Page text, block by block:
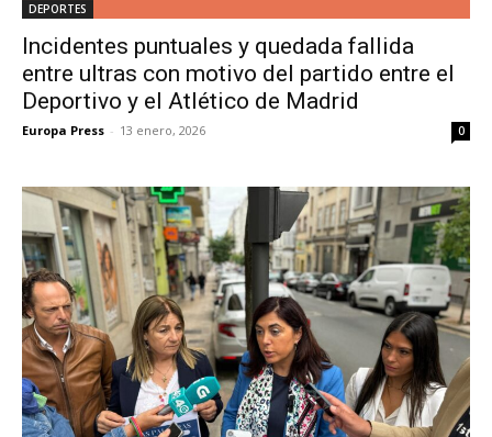
DEPORTES
Incidentes puntuales y quedada fallida
entre ultras con motivo del partido entre el
Deportivo y el Atlético de Madrid
Europa Press - 13 enero, 2026 0